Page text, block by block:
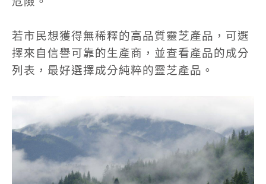
若市民想獲得無稀釋的高品質靈芝產品，可選
擇來自信譽可靠的生產商，並查看產品的成分
列表，最好選擇成分純粹的靈芝產品。